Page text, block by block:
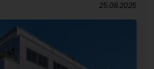
25.08.2025